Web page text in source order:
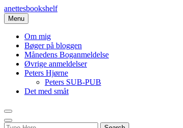
Skip
to
content
anettesbookshelf
Menu
Om mig
Bøger på bloggen
Månedens Boganmeldelse
Øvrige anmeldelser
Peters Hjørne
Peters SUB-PUB
Det med småt